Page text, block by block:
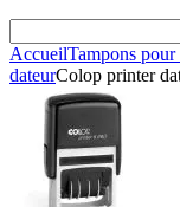
AccueilTampons pour
dateurColop printer